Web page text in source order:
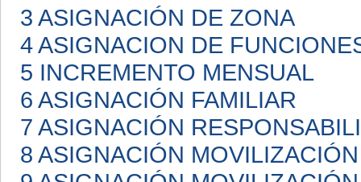
3 ASIGNACIÓN DE ZONA
4 ASIGNACION DE
5 INCREMENTO MENSUAL
6 ASIGNACIÓN FAMILIAR
7 ASIGNACIÓN
8 ASIGNACIÓN MOVILIZACIÓN